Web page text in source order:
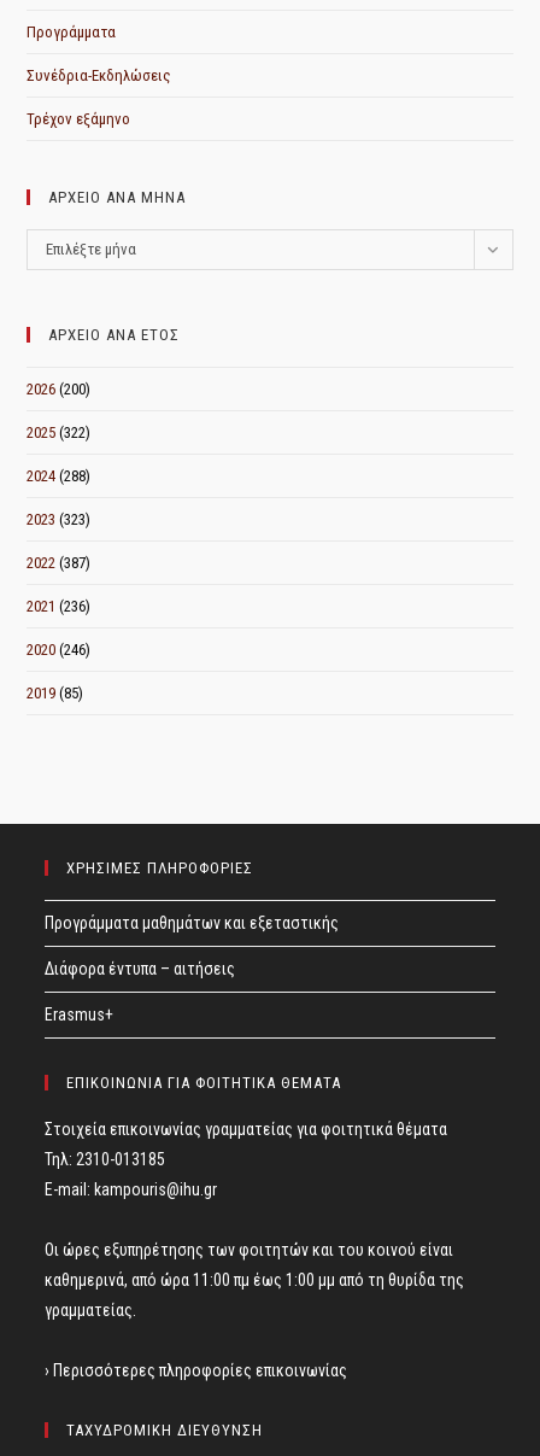
Προγράμματα
Συνέδρια-Εκδηλώσεις
Τρέχον εξάμηνο
ΑΡΧΕΙΟ ΑΝΑ ΜΗΝΑ
ΑΡΧΕΙΟ
ΑΝΑ
Επιλέξτε μήνα
ΑΡΧΕΙΟ ΑΝΑ ΕΤΟΣ
2026 (200)
2025 (322)
2024 (288)
2023 (323)
2022 (387)
2021 (236)
2020 (246)
2019 (85)
ΧΡΗΣΙΜΕΣ ΠΛΗΡΟΦΟΡΙΕΣ
Προγράμματα μαθημάτων και εξεταστικής
Διάφορα έντυπα – αιτήσεις
Erasmus+
ΕΠΙΚΟΙΝΩΝΙΑ ΓΙΑ ΦΟΙΤΗΤΙΚΑ ΘΕΜΑΤΑ
Στοιχεία επικοινωνίας γραμματείας για φοιτητικά θέματα
Τηλ: 2310-013185
E-mail: kampouris@ihu.gr
Οι ώρες εξυπηρέτησης των φοιτητών και του κοινού είναι
καθημερινά, από ώρα 11:00 πμ έως 1:00 μμ από τη θυρίδα της
γραμματείας.
› Περισσότερες πληροφορίες επικοινωνίας
ΤΑΧΥΔΡΟΜΙΚΗ ΔΙΕΥΘΥΝΣΗ